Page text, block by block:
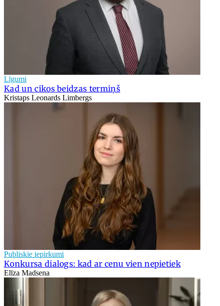
Līgumi
Kad un cikos beidzas termiņš
Kristaps Leonards Limbergs
Publiskie iepirkumi
Konkursa dialogs: kad ar cenu vien nepietiek
Elīza Madsena